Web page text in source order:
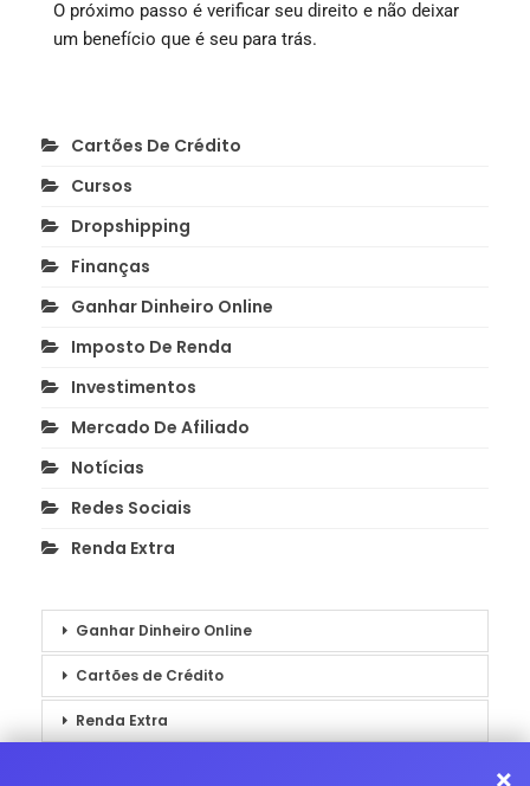
O próximo passo é verificar seu direito e não deixar
um benefício que é seu para trás.
Cartões De Crédito
Cursos
Dropshipping
Finanças
Ganhar Dinheiro Online
Imposto De Renda
Investimentos
Mercado De Afiliado
Notícias
Redes Sociais
Renda Extra
Ganhar Dinheiro Online
Cartões de Crédito
Renda Extra